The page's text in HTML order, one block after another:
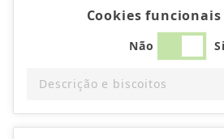
Cookies funcionais
Não
Descrição e biscoitos